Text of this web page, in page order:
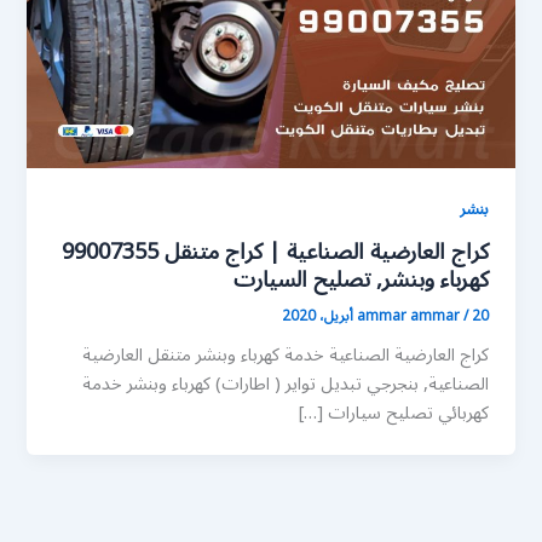
بنشر
كراج العارضية الصناعية | كراج متنقل 99007355
كهرباء وبنشر, تصليح السيارت
ammar ammar/20 أبريل، 2020
كراج العارضية الصناعية خدمة كهرباء وبنشر متنقل العارضية
الصناعية, بنجرجي تبديل تواير ( اطارات) كهرباء وبنشر خدمة
كهربائي تصليح سيارات […]